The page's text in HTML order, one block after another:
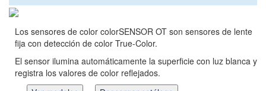
Los sensores de color colorSENSOR OT son sensores de lente
fija con detección de color True-Color.
El sensor ilumina automáticamente la superficie con luz blanca y
registra los valores de color reflejados.